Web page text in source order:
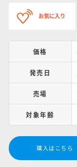
お気に入り
価格
発売日
売場
対象年齢
購入はこちら